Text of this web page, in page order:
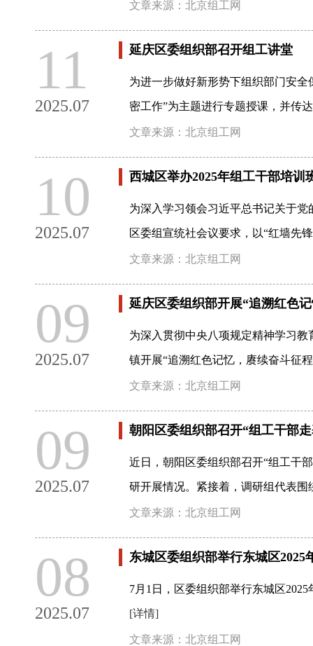
文章来源：北京组工网
11
2025.07
延庆区委组织部召开组工讲堂
为进一步做好新形势下组织部门安
密工作”为主题进行专题授课，并传
文章来源：北京组工网
10
2025.07
西城区举办2025年组工干部培训
为深入学习领会习近平总书记关于
区委组宣统社会议要求，以“红墙先
文章来源：北京组工网
09
2025.07
延庆区委组织部开展“追溯红色
为深入贯彻中央八项规定精神学习
镇开展“追溯红色记忆，赓续奋斗征
文章来源：北京组工网
09
2025.07
朝阳区委组织部召开“组工干部
近日，朝阳区委组织部召开“组工干
研开展情况。紧接着，调研组代表
文章来源：北京组工网
08
2025.07
东城区委组织部举行东城区
7月1日，区委组织部举行东城区
[详情]
文章来源：北京组工网